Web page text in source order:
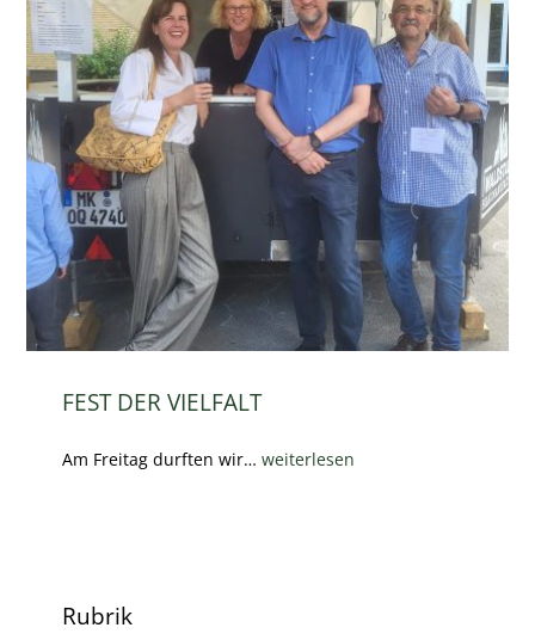
FEST DER VIELFALT
Am Freitag durften wir…weiterlesen
Rubrik